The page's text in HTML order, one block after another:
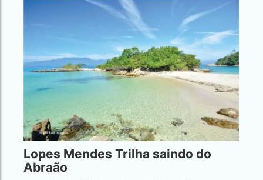
Lopes Mendes Trilha saindo do
Abraão